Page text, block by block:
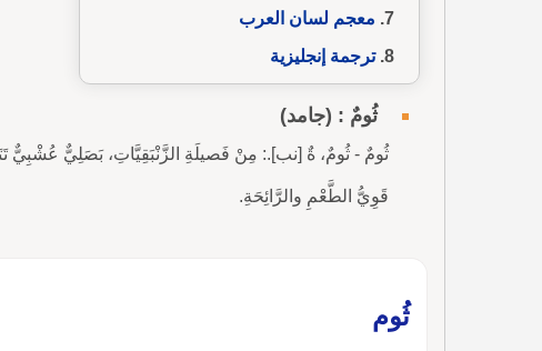
معجم لسان العرب
ترجمة إنجليزية
ثُومٌ : (جامد)
ثُومٌ - ثُومٌ، ةٌ [نب].: مِنْ فَصيلَةِ الزَّنْبَقِيَّاتِ، بَصَلِيٌّ
قَوِيُّ الطَّعْمِ والرَّائِحَةِ.
ثُوم